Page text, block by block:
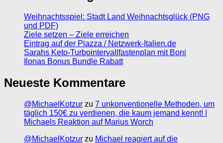
Weihnachtsspiel: Stadt Land Weihnachtsglück (PNG
und PDF)
Ziele setzen – Ziele erreichen
Eintrag auf der Piazza / Netzwerk-Italien.de
Sarahs Keto-Turbointervallfastenplan mit Boni
Ilonas Bonus Bundle Rabatt
Neueste Kommentare
@MichaelKotzur zu 7 unkonventionelle Methoden, um
täglich 150€ zu verdienen, die kaum jemand kennt! |
Michaels Reaktion auf Marius Worch
@MichaelKotzur zu Michael reagiert auf die